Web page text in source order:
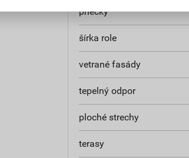
priečky
šírka role
vetrané fasády
tepelný odpor
ploché strechy
terasy